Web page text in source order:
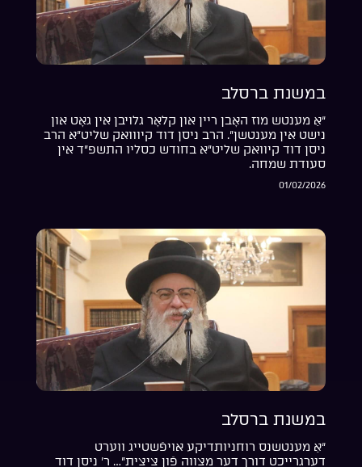
במשנת ברסלב
“אַ מענטש מוז האָבן ריין און קלאָר גלויבן אין גאָט און
נישט אין מענטשן”. הרב ניסן דוד קיווואק שליט”א הרב
ניסן דוד קיוואק שליט”א בחודש כסליו התשפ”ד אין
סעודת שמחה.
01/02/2026
במשנת ברסלב
“אַ מענטשנס רוחניותדיקע אויפֿשטייג ווערט
דערגרייכט דורך דער מצווה פֿון ציצית”… ר’ ניסן דוד